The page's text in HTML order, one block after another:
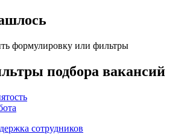
формулировку или фильтры
подбора вакансий
сотрудников